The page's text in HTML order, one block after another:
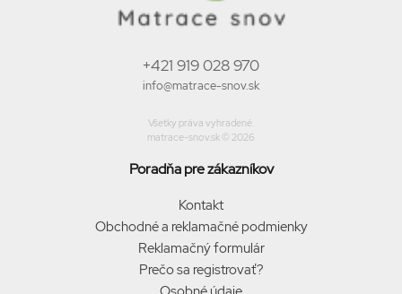
+421 919 028 970
info@matrace-snov.sk
Všetky práva vyhradené.
matrace-snov.sk © 2026
Poradňa pre zákazníkov
Kontakt
Obchodné a reklamačné podmienky
Reklamačný formulár
Prečo sa registrovať?